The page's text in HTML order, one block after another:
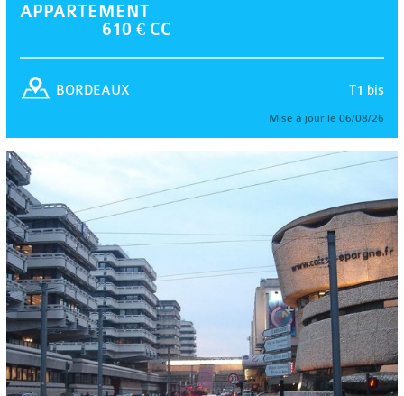
APPARTEMENT
610 € CC
T1 bis
BORDEAUX
Mise à jour le 06/08/26